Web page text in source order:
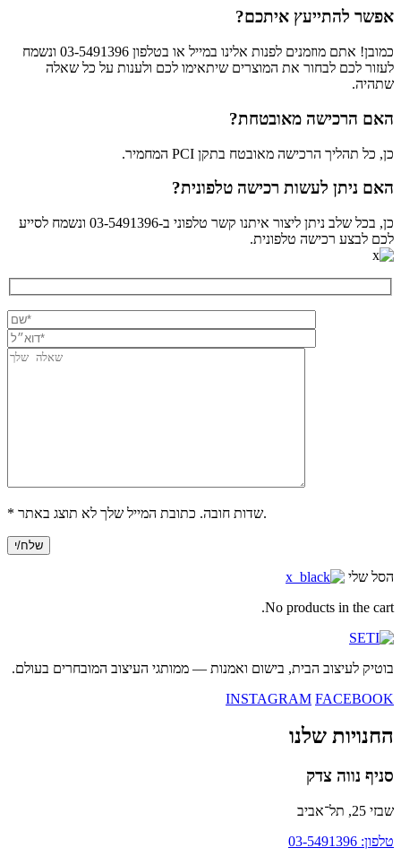
אפשר להתייעץ איתכם?
כמובן! אתם מוזמנים לפנות אלינו במייל או בטלפון 03-5491396 ונשמח
לעזור לכם לבחור את המוצרים שיתאימו לכם ולענות על כל שאלה
שתהיה.
האם הרכישה מאובטחת?
כן, כל תהליך הרכישה מאובטח בתקן PCI המחמיר.
האם ניתן לעשות רכישה טלפונית?
כן, בכל שלב ניתן ליצור איתנו קשר טלפוני ב-03-5491396 ונשמח לסייע
לכם לבצע רכישה טלפונית.
* שדות חובה. כתובת המייל שלך לא תוצג באתר.
הסל שלי
No products in the cart.
בוטיק לעיצוב הבית, בישום ואמנות — ממותגי העיצוב המובחרים בעולם.
INSTAGRAM FACEBOOK
החנויות שלנו
סניף נווה צדק
שבזי 25, תל־אביב
טלפון: 03-5491396